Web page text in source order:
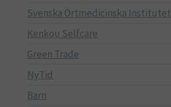
Svenska Örtmedicinska Institutet
Kenkou Selfcare
Green Trade
NyTid
Barn